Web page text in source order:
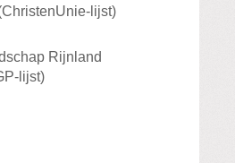
lijst)
Rijnland
lijst)